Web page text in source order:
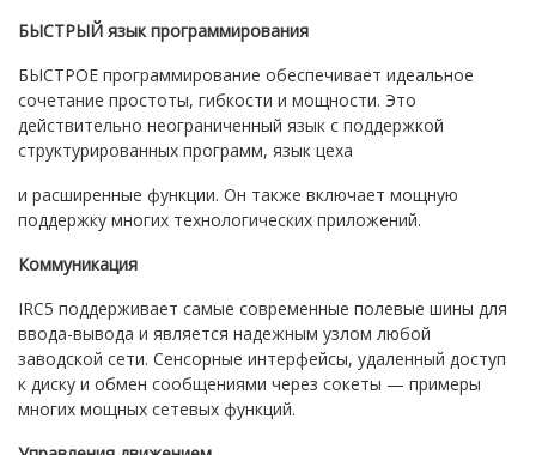
БЫСТРЫЙ язык программирования
БЫСТРОЕ программирование обеспечивает идеальное
сочетание простоты, гибкости и мощности. Это
действительно неограниченный язык с поддержкой
структурированных программ, язык цеха
и расширенные функции. Он также включает мощную
поддержку многих технологических приложений.
Коммуникация
IRC5 поддерживает самые современные полевые шины для
ввода-вывода и является надежным узлом любой
заводской сети. Сенсорные интерфейсы, удаленный доступ
к диску и обмен сообщениями через сокеты — примеры
многих мощных сетевых функций.